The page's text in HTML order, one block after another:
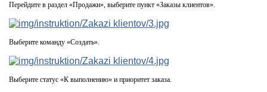
Перейдите в раздел «Продажи», выберите пункт «Заказы клиентов».
Выберите команду «Создать».
Выберите статус «К выполнению» и приоритет заказа.